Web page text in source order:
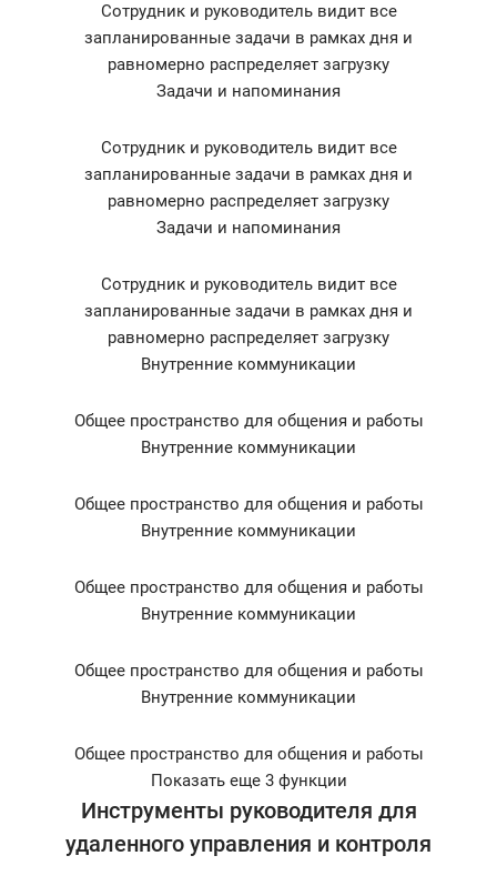
Сотрудник и руководитель видит все
запланированные задачи в рамках дня и
равномерно распределяет загрузку
Задачи и напоминания
Сотрудник и руководитель видит все
запланированные задачи в рамках дня и
равномерно распределяет загрузку
Задачи и напоминания
Сотрудник и руководитель видит все
запланированные задачи в рамках дня и
равномерно распределяет загрузку
Внутренние коммуникации
Общее пространство для общения и работы
Внутренние коммуникации
Общее пространство для общения и работы
Внутренние коммуникации
Общее пространство для общения и работы
Внутренние коммуникации
Общее пространство для общения и работы
Внутренние коммуникации
Общее пространство для общения и работы
Показать еще 3 функции
Инструменты руководителя для
удаленного управления и контроля